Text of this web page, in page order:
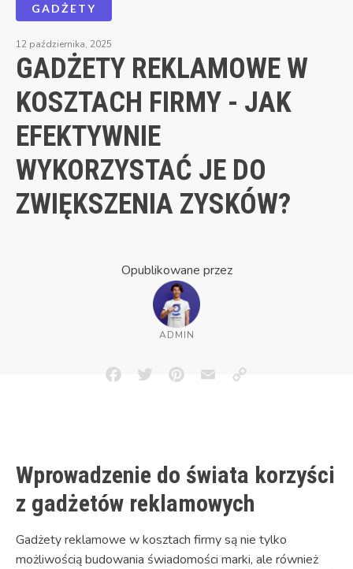
GADŻETY
12 października, 2025
GADŻETY REKLAMOWE W
KOSZTACH FIRMY - JAK
EFEKTYWNIE
WYKORZYSTAĆ JE DO
ZWIĘKSZENIA ZYSKÓW?
Opublikowane przez
ADMIN
FacebookTwitterPinterestEmailCopy
Wprowadzenie do świata korzyści
z gadżetów reklamowych
Gadżety reklamowe w kosztach firmy są nie tylko
możliwością budowania świadomości marki, ale również